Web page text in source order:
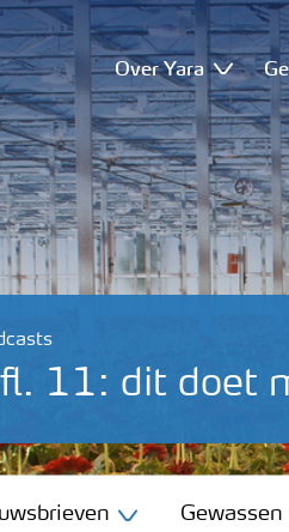
Over Yara
11: dit doet
Gewassen